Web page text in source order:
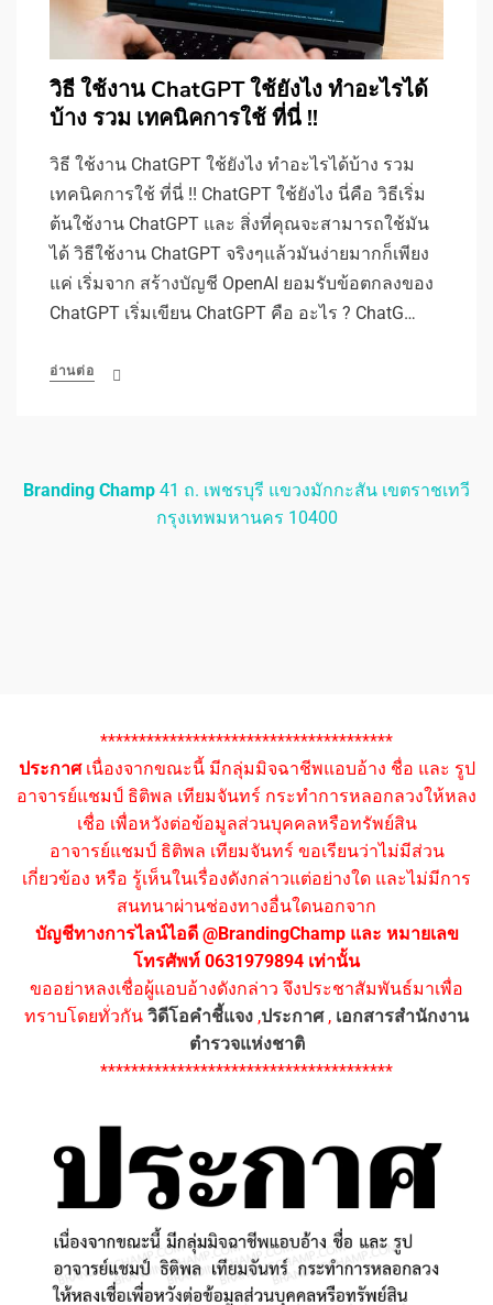
วิธี ใช้งาน ChatGPT ใช้ยังไง ทำอะไรได้
บ้าง รวม เทคนิคการใช้ ที่นี่ !!
วิธี ใช้งาน ChatGPT ใช้ยังไง ทำอะไรได้บ้าง รวม
เทคนิคการใช้ ที่นี่ !! ChatGPT ใช้ยังไง นี่คือ วิธีเริ่ม
ต้นใช้งาน ChatGPT และ สิ่งที่คุณจะสามารถใช้มัน
ได้ วิธีใช้งาน ChatGPT จริงๆแล้วมันง่ายมากก็เพียง
แค่ เริ่มจาก สร้างบัญชี OpenAI ยอมรับข้อตกลงของ
ChatGPT เริ่มเขียน ChatGPT คือ อะไร ? ChatG…
อ่านต่อ
Branding Champ 41 ถ. เพชรบุรี แขวงมักกะสัน เขตราชเทวี
กรุงเทพมหานคร 10400
**************************************
ประกาศเนื่องจากขณะนี้ มีกลุ่มมิจฉาชีพแอบอ้าง ชื่อ และ รูป
อาจารย์แชมป์ ธิติพล เทียมจันทร์ กระทำการหลอกลวงให้หลง
เชื่อ เพื่อหวังต่อข้อมูลส่วนบุคคลหรือทรัพย์สิน
อาจารย์แชมป์ ธิติพล เทียมจันทร์ ขอเรียนว่าไม่มีส่วน
เกี่ยวข้อง หรือ รู้เห็นในเรื่องดังกล่าวแต่อย่างใด และไม่มีการ
สนทนาผ่านช่องทางอื่นใดนอกจาก
บัญชีทางการไลน์ไอดี @BrandingChamp และ หมายเลข
โทรศัพท์ 0631979894 เท่านั้น
ขออย่าหลงเชื่อผู้แอบอ้างดังกล่าว จึงประชาสัมพันธ์มาเพื่อ
ทราบโดยทั่วกัน วิดีโอคำชี้แจง ,ประกาศ, เอกสารสำนักงาน
ตำรวจแห่งชาติ
**************************************